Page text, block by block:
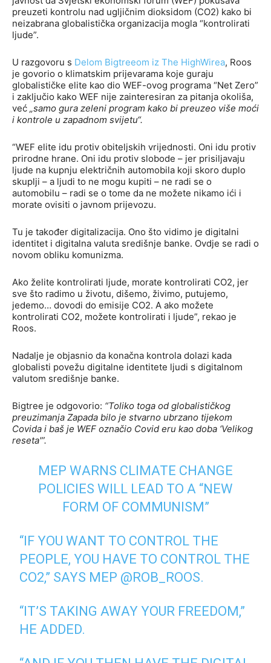
preuzeti kontrolu nad ugljičnim dioksidom (CO2) kako bi
neizabrana globalistička organizacija mogla “kontrolirati
ljude”.
U razgovoru s Delom Bigtreeom iz The HighWirea, Roos
je govorio o klimatskim prijevarama koje guraju
globalističke elite kao dio WEF-ovog programa “Net Zero”
i zaključio kako WEF nije zainteresiran za pitanja okoliša,
već „samo gura zeleni program kako bi preuzeo više moći
i kontrole u zapadnom svijetu“.
“WEF elite idu protiv obiteljskih vrijednosti. Oni idu protiv
prirodne hrane. Oni idu protiv slobode – jer prisiljavaju
ljude na kupnju električnih automobila koji skoro duplo
skuplji – a ljudi to ne mogu kupiti – ne radi se o
automobilu – radi se o tome da ne možete nikamo ići i
morate ovisiti o javnom prijevozu.
Tu je također digitalizacija. Ono što vidimo je digitalni
identitet i digitalna valuta središnje banke. Ovdje se radi o
novom obliku komunizma.
Ako želite kontrolirati ljude, morate kontrolirati CO2, jer
sve što radimo u životu, dišemo, živimo, putujemo,
jedemo… dovodi do emisije CO2. A ako možete
kontrolirati CO2, možete kontrolirati i ljude”, rekao je
Roos.
Nadalje je objasnio da konačna kontrola dolazi kada
globalisti povežu digitalne identitete ljudi s digitalnom
valutom središnje banke.
Bigtree je odgovorio: “Toliko toga od globalističkog
preuzimanja Zapada bilo je stvarno ubrzano tijekom
Covida i baš je WEF označio Covid eru kao doba ‘Velikog
reseta'”.
MEP WARNS CLIMATE CHANGE
POLICIES WILL LEAD TO A “NEW
FORM OF COMMUNISM”
“IF YOU WANT TO CONTROL THE
PEOPLE, YOU HAVE TO CONTROL THE
CO2,” SAYS MEP @ROB_ROOS.
“IT’S TAKING AWAY YOUR FREEDOM,”
HE ADDED.